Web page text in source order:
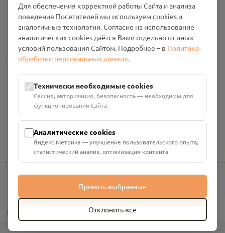
Политика конфиденциальности
Промо-материалы
Настройки cookies
Общество с ограниченной ответственностью «Смоленский
ИНН: 6700029207 ОГРН: 1256700001986
Юридический адрес: 216790, Смоленская область, р-н
Руднянский, г. Рудня, улица Западная, д. 26А, пом. 18
Номер счёта: 40702810901130004287 в АО "АЛЬФА-БАНК"
Кор. счёт: 30101810200000000593
info@pomnim.online
Для обеспечения корректной работы Сайта и анализа
поведения Посетителей мы используем cookies и
аналогичные технологии. Согласие на использование
аналитических cookies даётся Вами отдельно от иных
условий пользования Сайтом. Подробнее – в Политике
обработки персональных данных.
Технически необходимые cookies
Сессия, авторизация, безопасность — необходимы для
функционирования Сайта
Аналитические cookies
Яндекс.Метрика — улучшение пользовательского опыта,
статистический анализ, оптимизация контента
Принять выбранные
Отклонить все